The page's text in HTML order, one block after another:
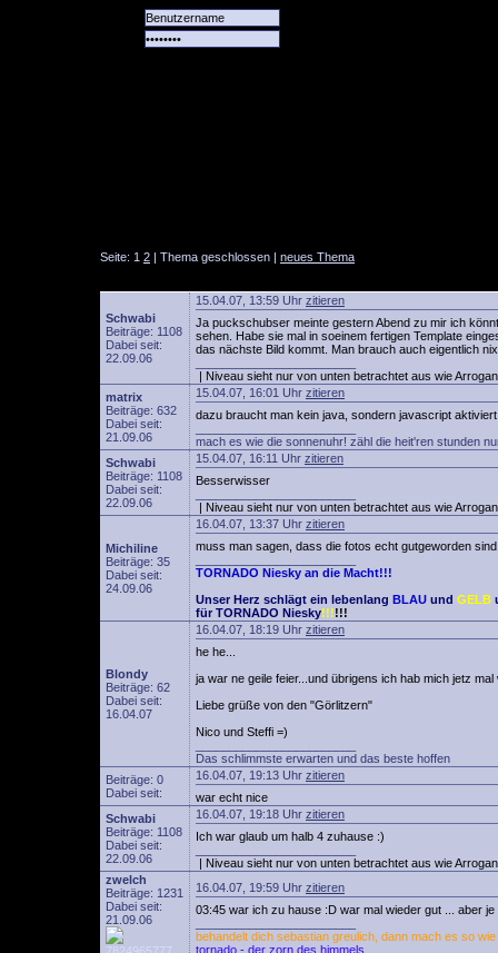
Seite: 1 2 | Thema geschlossen | neues Thema
Schwabi
Beiträge: 1108
Dabei seit:
22.09.06
15.04.07, 13:59 Uhr zitieren
Ja puckschubser meinte gestern Abend zu mir ich
sehen. Habe sie mal in soeinem fertigen Template
das nächste Bild kommt. Man brauch auch eigentlich
| Niveau sieht nur von unten betrachtet aus wie
matrix
Beiträge: 632
Dabei seit:
21.09.06
15.04.07, 16:01 Uhr zitieren
dazu braucht man kein java, sondern javascript
mach es wie die sonnenuhr! zähl die heit'ren stunden
Schwabi
Beiträge: 1108
Dabei seit:
22.09.06
15.04.07, 16:11 Uhr zitieren
Besserwisser
| Niveau sieht nur von unten betrachtet aus wie
Michiline
Beiträge: 35
Dabei seit:
24.09.06
16.04.07, 13:37 Uhr zitieren
muss man sagen, dass die fotos echt gutgeworden
TORNADO Niesky an die Macht!!!
Unser Herz schlägt ein lebenlang BLAU und GELB
für TORNADO Niesky!!!!!!
Blondy
Beiträge: 62
Dabei seit:
16.04.07
16.04.07, 18:19 Uhr zitieren
he he...
ja war ne geile feier...und übrigens ich hab mich jetz
Liebe grüße von den "Görlitzern"
Nico und Steffi =)
Das schlimmste erwarten und das beste hoffen
Beiträge: 0
Dabei seit:
16.04.07, 19:13 Uhr zitieren
war echt nice
Schwabi
Beiträge: 1108
Dabei seit:
22.09.06
16.04.07, 19:18 Uhr zitieren
Ich war glaub um halb 4 zuhause :)
| Niveau sieht nur von unten betrachtet aus wie
zwelch
Beiträge: 1231
Dabei seit:
21.09.06
16.04.07, 19:59 Uhr zitieren
03:45 war ich zu hause :D war mal wieder gut ... aber
behandelt dich sebastian greulich, dann mach es so
tornado - der zorn des himmels